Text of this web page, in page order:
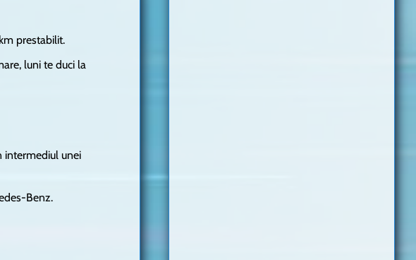
prestabilit.
luni te duci la
intermediul unei
Benz.